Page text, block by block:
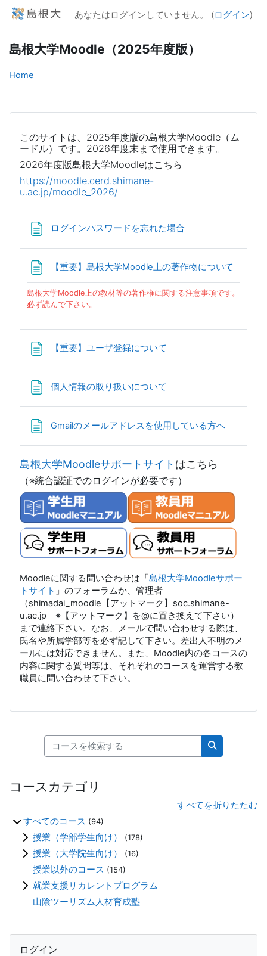
メインコンテンツへスキップする
あなたはログインしていません。 (ログイン)
島根大学Moodle（2025年度版）
Home
このサイトは、 2025年度版の島根大学Moodle（ム
ードル）です。2026年度末まで使用できます。
2026年度版島根大学Moodleはこちら
https://moodle.cerd.shimane-
u.ac.jp/moodle_2026/
ログインパスワードを忘れた場合
【重要】島根大学Moodle上の著作物について
島根大学Moodle上の教材等の著作権に関する注意事項です。
必ず読んで下さい。
【重要】ユーザ登録について
個人情報の取り扱いについて
Gmailのメールアドレスを使用している方へページ
島根大学Moodleサポートサイト はこちら
（※統合認証でのログインが必要です）
Moodleに関する問い合わせは「島根大学Moodleサポー
トサイト 」のフォーラムか、管理者
（shimadai_moodle【アットマーク】soc.shimane-
u.ac.jp ※【アットマーク】を@に置き換えて下さい）
まで連絡下さい。なお、メールで問い合わせする際は、
氏名や所属学部等を必ず記して下さい。差出人不明のメ
ールには対応できません。また、Moodle内の各コースの
内容に関する質問等は、それぞれのコースを運営する教
職員に問い合わせて下さい。
コースを検索する
コースを検
コースカテゴリ
すべてを折りたたむ
すべてのコース (94)
授業（学部学生向け） (178)
授業（大学院生向け） (16)
授業以外のコース (154)
就業支援リカレントプログラム
山陰ツーリズム人材育成塾
ブロック
ログイン